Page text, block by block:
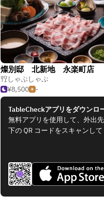
燦別邸 北新地 永楽町店
しゃぶしゃぶ
¥8,500
-
TableCheckアプリをダウンロ
無料アプリを使用して、外出
下の QR コードをスキャンし